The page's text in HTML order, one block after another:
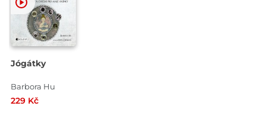
Jógátky
Barbora Hu
229 Kč